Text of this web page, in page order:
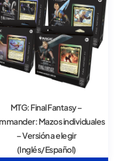
MTG: Final Fantasy –
Mazos individuales
– Versión a elegir
(Inglés/Español)